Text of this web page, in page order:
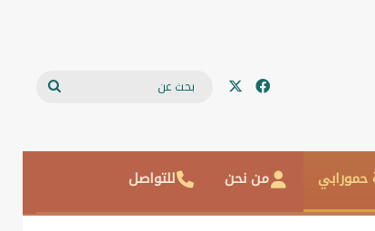
فيسبوك
حمورابي من نحن للتواصل